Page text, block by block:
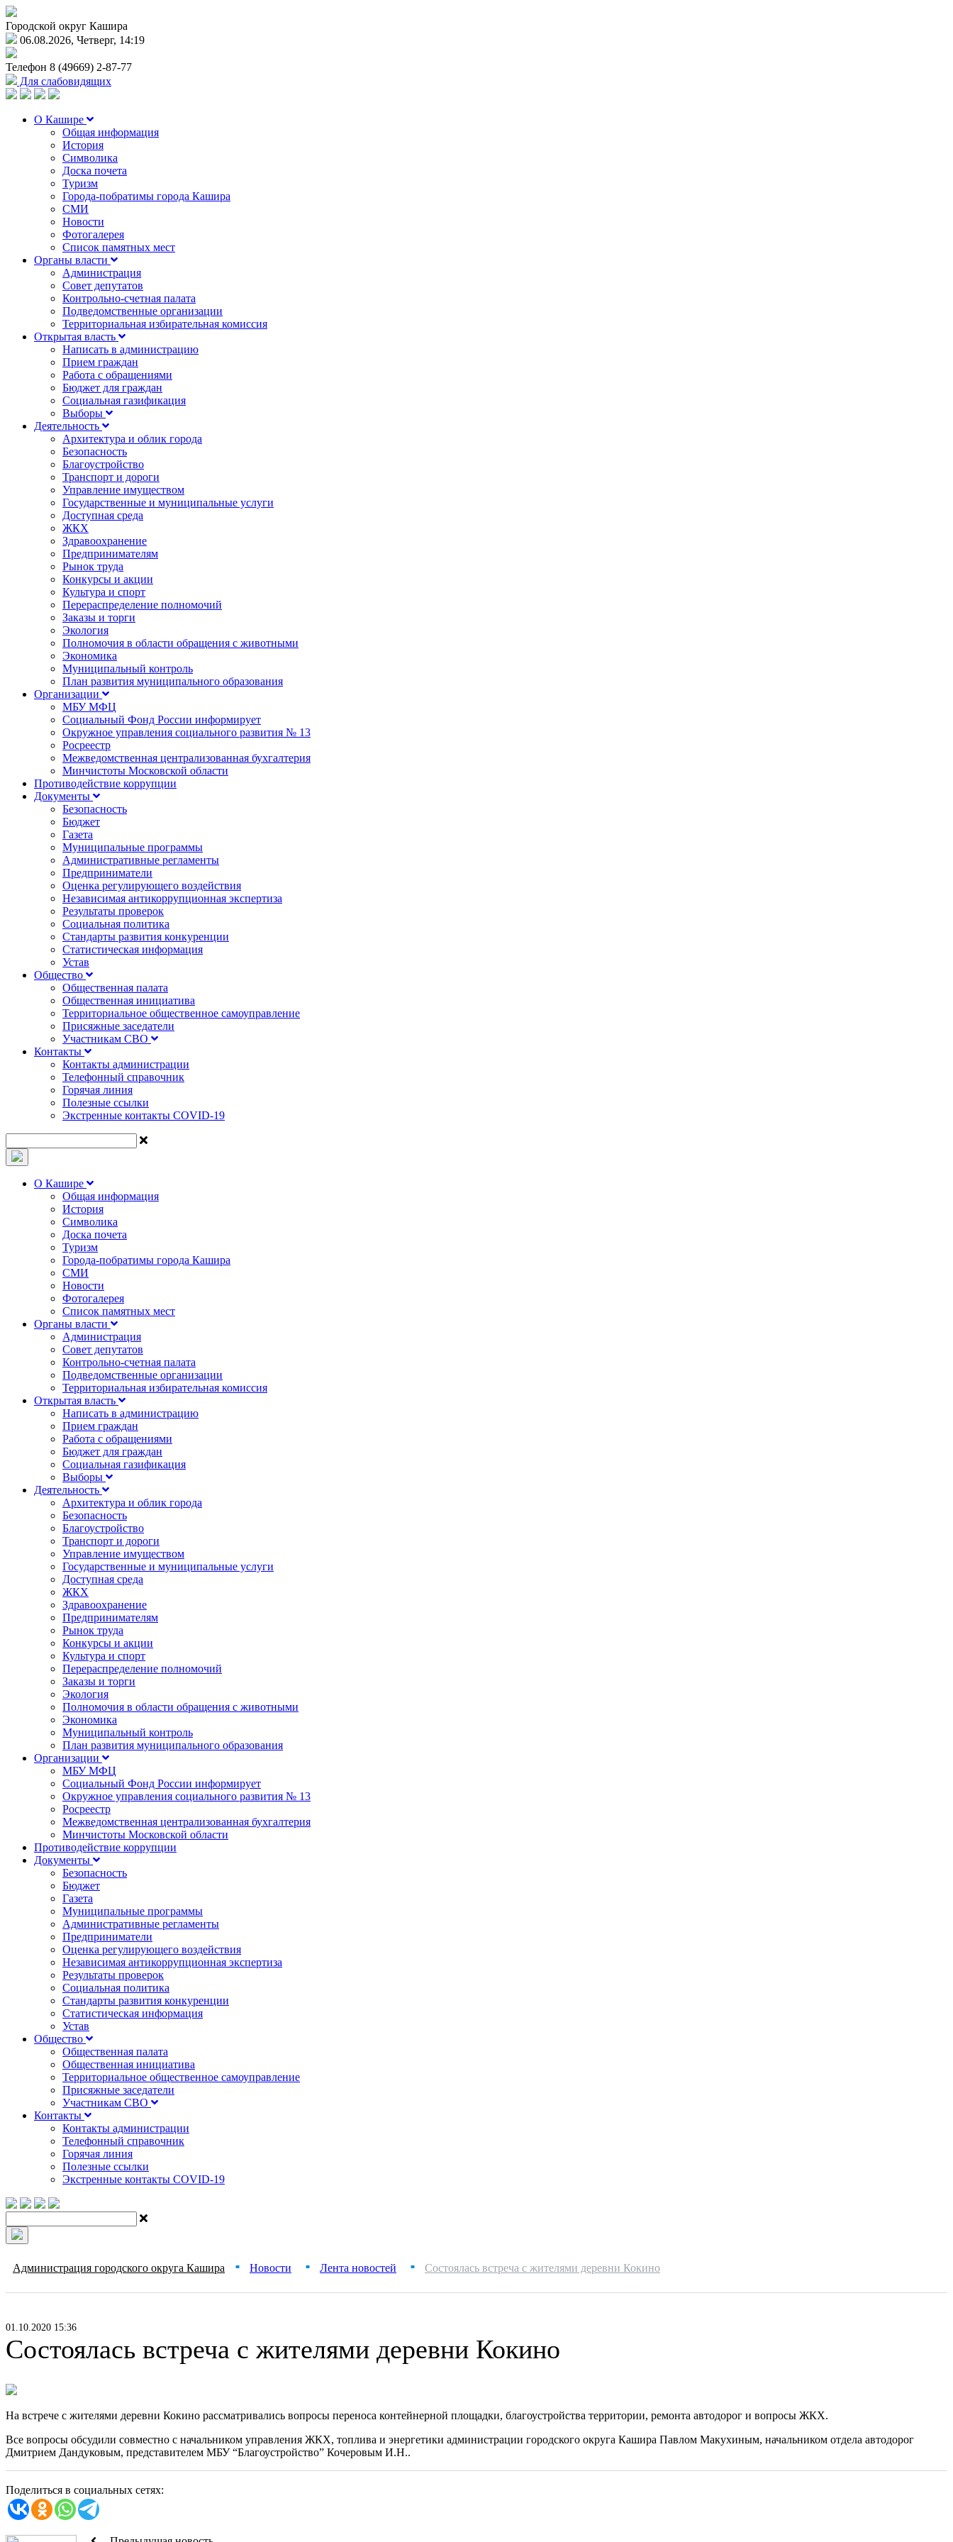
Городской округ Кашира
06.08.2026, Четверг, 14:19
Телефон 8 (49669) 2-87-77
Для слабовидящих
О Кашире
Общая информация
История
Символика
Доска почета
Туризм
Города-побратимы города Кашира
СМИ
Новости
Фотогалерея
Список памятных мест
Органы власти
Администрация
Совет депутатов
Контрольно-счетная палата
Подведомственные организации
Территориальная избирательная комиссия
Открытая власть
Написать в администрацию
Прием граждан
Работа с обращениями
Бюджет для граждан
Социальная газификация
Выборы
Деятельность
Архитектура и облик города
Безопасность
Благоустройство
Транспорт и дороги
Управление имуществом
Государственные и муниципальные услуги
Доступная среда
ЖКХ
Здравоохранение
Предпринимателям
Рынок труда
Конкурсы и акции
Культура и спорт
Перераспределение полномочий
Заказы и торги
Экология
Полномочия в области обращения с животными
Экономика
Муниципальный контроль
План развития муниципального образования
Организации
МБУ МФЦ
Социальный Фонд России информирует
Окружное управления социального развития № 13
Росреестр
Межведомственная централизованная бухгалтерия
Минчистоты Московской области
Противодействие коррупции
Документы
Безопасность
Бюджет
Газета
Муниципальные программы
Административные регламенты
Предприниматели
Оценка регулирующего воздействия
Независимая антикоррупционная экспертиза
Результаты проверок
Социальная политика
Стандарты развития конкуренции
Статистическая информация
Устав
Общество
Общественная палата
Общественная инициатива
Территориальное общественное самоуправление
Присяжные заседатели
Участникам СВО
Контакты
Контакты администрации
Телефонный справочник
Горячая линия
Полезные ссылки
Экстренные контакты COVID-19
О Кашире
Общая информация
История
Символика
Доска почета
Туризм
Города-побратимы города Кашира
СМИ
Новости
Фотогалерея
Список памятных мест
Органы власти
Администрация
Совет депутатов
Контрольно-счетная палата
Подведомственные организации
Территориальная избирательная комиссия
Открытая власть
Написать в администрацию
Прием граждан
Работа с обращениями
Бюджет для граждан
Социальная газификация
Выборы
Деятельность
Архитектура и облик города
Безопасность
Благоустройство
Транспорт и дороги
Управление имуществом
Государственные и муниципальные услуги
Доступная среда
ЖКХ
Здравоохранение
Предпринимателям
Рынок труда
Конкурсы и акции
Культура и спорт
Перераспределение полномочий
Заказы и торги
Экология
Полномочия в области обращения с животными
Экономика
Муниципальный контроль
План развития муниципального образования
Организации
МБУ МФЦ
Социальный Фонд России информирует
Окружное управления социального развития № 13
Росреестр
Межведомственная централизованная бухгалтерия
Минчистоты Московской области
Противодействие коррупции
Документы
Безопасность
Бюджет
Газета
Муниципальные программы
Административные регламенты
Предприниматели
Оценка регулирующего воздействия
Независимая антикоррупционная экспертиза
Результаты проверок
Социальная политика
Стандарты развития конкуренции
Статистическая информация
Устав
Общество
Общественная палата
Общественная инициатива
Территориальное общественное самоуправление
Присяжные заседатели
Участникам СВО
Контакты
Контакты администрации
Телефонный справочник
Горячая линия
Полезные ссылки
Экстренные контакты COVID-19
Администрация городского округа Кашира ■ Новости ■ Лента новостей ■ Состоялась встреча с жителями деревни Кокино
01.10.2020 15:36
Состоялась встреча с жителями деревни Кокино
На встрече с жителями деревни Кокино рассматривались вопросы переноса контейнерной площадки, благоустройства территории, ремонта автодорог и вопросы ЖКХ.
Все вопросы обсудили совместно с начальником управления ЖКХ, топлива и энергетики администрации городского округа Кашира Павлом Макухиным, начальником отдела автодорог
Дмитрием Дандуковым, представителем МБУ “Благоустройство” Кочеровым И.Н..
Поделиться в социальных сетях: